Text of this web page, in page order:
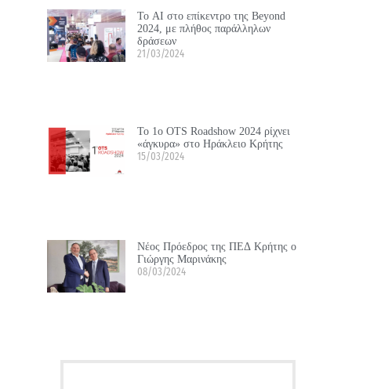
Το ΑΙ στο επίκεντρο της Beyond
2024, με πλήθος παράλληλων
δράσεων
21/03/2024
Το 1ο OTS Roadshow 2024 ρίχνει
«άγκυρα» στο Ηράκλειο Κρήτης
15/03/2024
Νέος Πρόεδρος της ΠΕΔ Κρήτης ο
Γιώργης Μαρινάκης
08/03/2024